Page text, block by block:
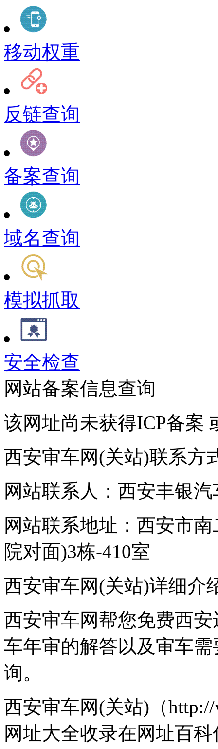
移动权重
反链查询
备案查询
域名查询
模拟抓取
安全检查
网站备案信息查询
该网址尚未获得ICP备案
西安审车网(关站)联系方
网站联系人：西安丰银
网站联系地址：西安市
院对面)3栋-410室
西安审车网(关站)详细介
西安审车网帮您免费西
车年审的解答以及审车
询。
西安审车网(关站)（
网址大全收录在网址百